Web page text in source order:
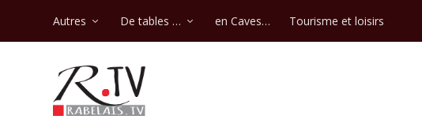
Autres De tables … en Caves… Tourisme et loisirs